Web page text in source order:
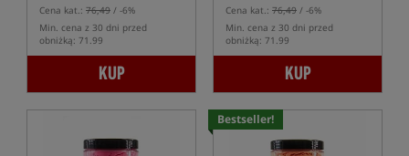
Cena kat.: 76,49 / -6%
Min. cena z 30 dni przed
obniżką: 71.99
KUP
Cena kat.: 76,49 / -6%
Min. cena z 30 dni przed
obniżką: 71.99
KUP
Bestseller!